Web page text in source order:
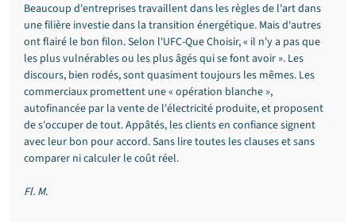
Beaucoup d'entreprises travaillent dans les règles de l'art dans
une filière investie dans la transition énergétique. Mais d'autres
ont flairé le bon filon. Selon l'UFC-Que Choisir, « il n'y a pas que
les plus vulnérables ou les plus âgés qui se font avoir ». Les
discours, bien rodés, sont quasiment toujours les mêmes. Les
commerciaux promettent une « opération blanche »,
autofinancée par la vente de l'électricité produite, et proposent
de s'occuper de tout. Appâtés, les clients en confiance signent
avec leur bon pour accord. Sans lire toutes les clauses et sans
comparer ni calculer le coût réel.
Fl. M.